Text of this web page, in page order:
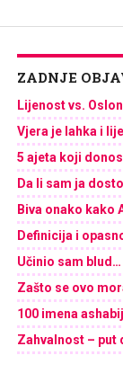
ZADNJE
Lijenost vs.
Vjera je lahka i
5 ajeta koji
Da li sam ja
Biva onako kako
Definicija i
Učinio sam blud…
Zašto se ovo
100 imena
Zahvalnost – put